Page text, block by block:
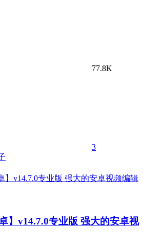
77.8K
3
】v14.7.0专业版 强大的安卓视